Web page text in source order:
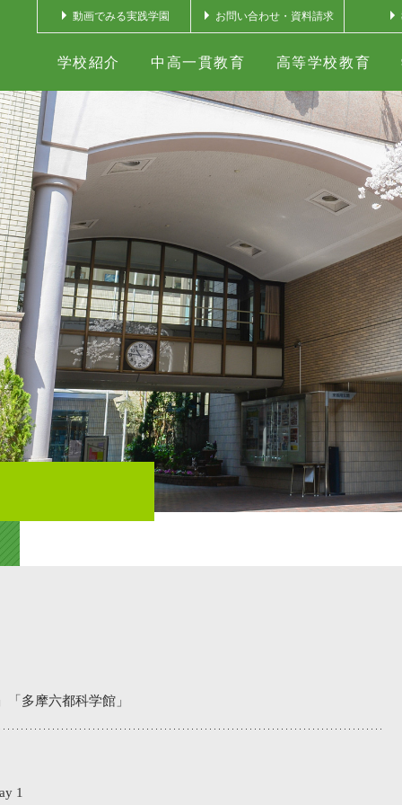
動画でみる実践学園 お問い合わせ・資料請求
学校紹介
精神・校歌・校章 スクールミッション・スクールポリシ
中高一貫教育
紹介 グローバル教育 リベラルアー
高等学校教育
校教育 グローバル教育 リベラルアー
留学制度 クラブ活動 制服
進学実績 OB・OG
入試情報TOP 高校入試情報 帰国
高尾教育・研修センター 沿線図
「多摩六都科学館」
1